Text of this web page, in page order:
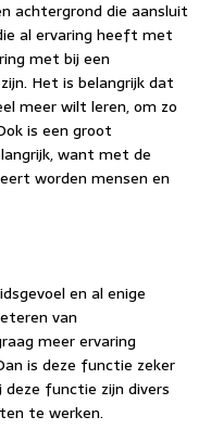
achtergrond die aansluit
al ervaring heeft met
met bij een
Het is belangrijk dat
meer wilt leren, om zo
is een groot
want met de
worden mensen en
en al enige
van
meer ervaring
is deze functie zeker
functie zijn divers
te werken.